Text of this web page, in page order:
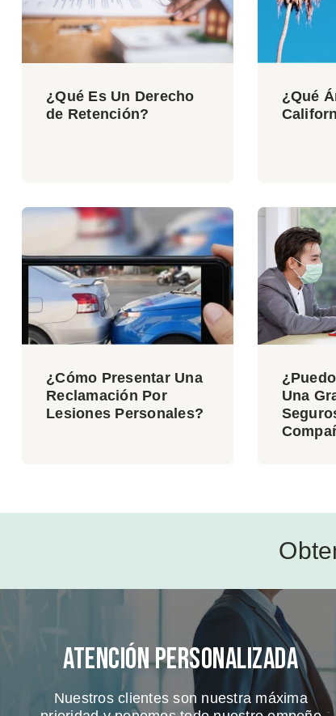
¿Qué Es Un Derecho
de Retención?
¿Qué
¿Cómo Presentar Una
Reclamación Por
Lesiones Personales?
Una
Atención Personalizada
Nuestros clientes son nuestra máxima